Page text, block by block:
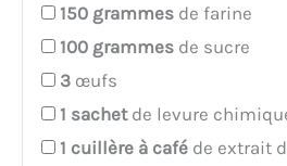
150 grammes de farine
100 grammes de sucre
3 œufs
1 sachetde levure
1 cuillère à café de extrait